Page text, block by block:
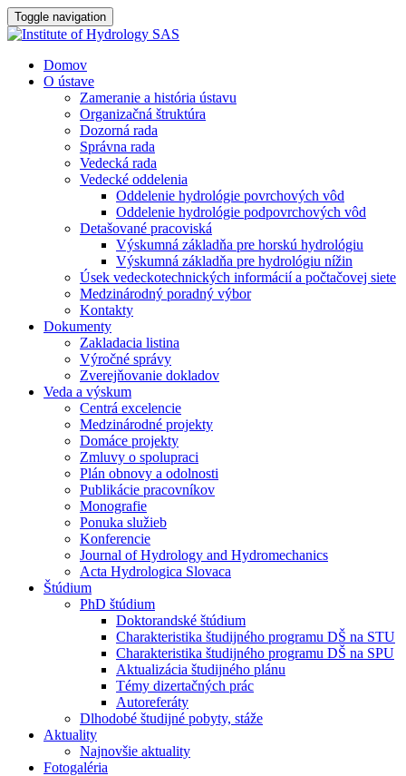
Toggle navigation
Domov
O ústave
Zameranie a história ústavu
Organizačná štruktúra
Dozorná rada
Správna rada
Vedecká rada
Vedecké oddelenia
Oddelenie hydrológie povrchových vôd
Oddelenie hydrológie podpovrchových vôd
Detašované pracoviská
Výskumná základňa pre horskú hydrológiu
Výskumná základňa pre hydrológiu nížin
Úsek vedeckotechnických informácií a počtačovej siete
Medzinárodný poradný výbor
Kontakty
Dokumenty
Zakladacia listina
Výročné správy
Zverejňovanie dokladov
Veda a výskum
Centrá excelencie
Medzinárodné projekty
Domáce projekty
Zmluvy o spolupraci
Plán obnovy a odolnosti
Publikácie pracovníkov
Monografie
Ponuka služieb
Konferencie
Journal of Hydrology and Hydromechanics
Acta Hydrologica Slovaca
Štúdium
PhD štúdium
Doktorandské štúdium
Charakteristika študijného programu DŠ na STU
Charakteristika študijného programu DŠ na SPU
Aktualizácia študijného plánu
Témy dizertačných prác
Autoreferáty
Dlhodobé študijné pobyty, stáže
Aktuality
Najnovšie aktuality
Fotogaléria